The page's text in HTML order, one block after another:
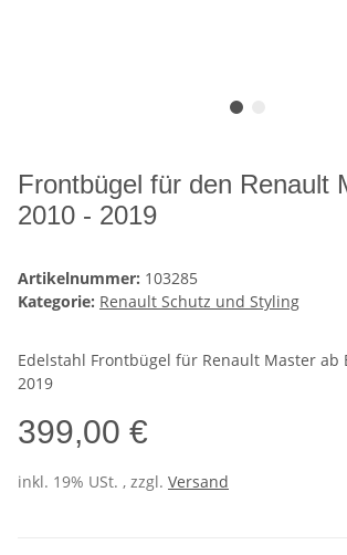
Frontbügel für den Renault
2010 - 2019
Artikelnummer: 103285
Kategorie: Renault Schutz und Styling
Edelstahl Frontbügel für Renault Master ab
2019
399,00 €
inkl. 19% USt. , zzgl. Versand